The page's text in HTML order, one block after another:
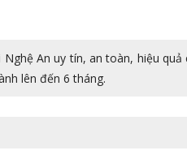
An uy tín, an toàn, hiệu
lên đến 6 tháng.